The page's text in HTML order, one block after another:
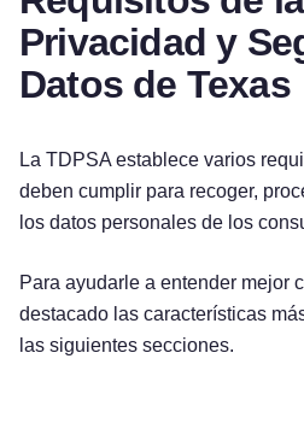
Privacidad y
Datos de Texas
La TDPSA establece varios
deben cumplir para recoger,
los datos personales de los
Para ayudarle a entender mejor
destacado las características
las siguientes secciones.